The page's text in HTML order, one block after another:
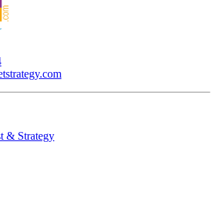
& Strategy